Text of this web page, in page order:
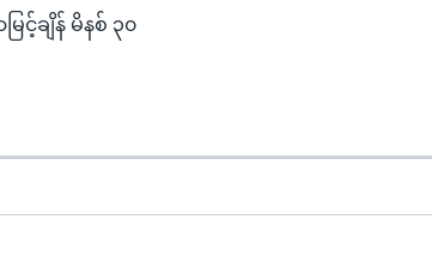
င့်ချိန် မိနစ် ၃၀